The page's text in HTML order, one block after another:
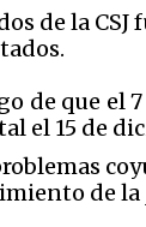
de la
de que
el 15 de
de